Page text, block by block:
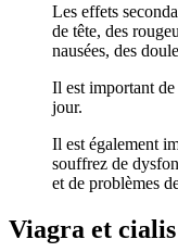
Les effets
de tête, des
nausées, des
Il est important
jour.
Il est également
souffrez de
et de problèmes
Viagra et